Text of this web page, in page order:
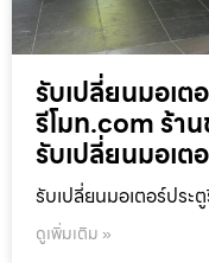
รับเปลี่ยนมอเต
รีโมท.com ร้าน
รับเปลี่ยนมอเต
รับเปลี่ยนมอเตอร์ประ
ดูเพิ่มเติม »